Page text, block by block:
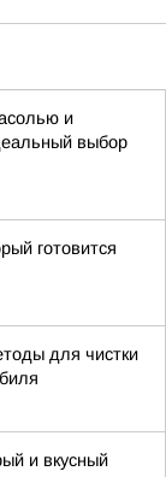
и
выбор
готовится
для чистки
и вкусный